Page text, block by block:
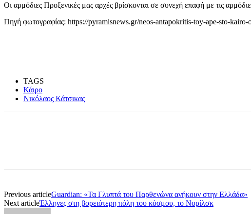
Οι αρμόδιες Προξενικές μας αρχές βρίσκονται σε συνεχή επαφή με τις
Πηγή φωτογραφίας: https://pyramisnews.gr/neos-antapokritis-toy-ape-sto-kairo-
TAGS
Κάιρο
Νικόλαος Κάτσικας
Previous articleGuardian: «Τα Γλυπτά του Παρθενώνα ανήκουν στην Ελλάδα»
Next articleΈλληνες στη βορειότερη πόλη του κόσμου, το Νορίλσκ